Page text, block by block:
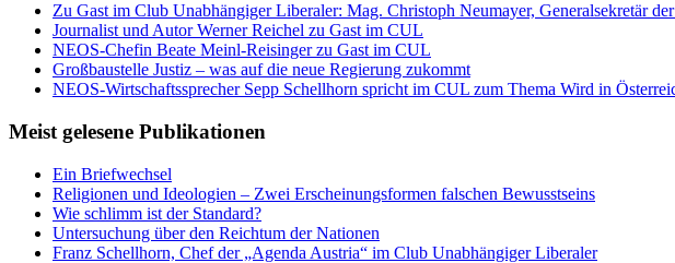
Zu Gast im Club Unabhängiger Liberaler: Mag. Christoph Neumayer, Generalsekretär
Journalist und Autor Werner Reichel zu Gast im CUL
NEOS-Chefin Beate Meinl-Reisinger zu Gast im CUL
Großbaustelle Justiz – was auf die neue Regierung zukommt
NEOS-Wirtschaftssprecher Sepp Schellhorn spricht im CUL zum Thema Wird in
Meist gelesene Publikationen
Ein Briefwechsel
Religionen und Ideologien – Zwei Erscheinungsformen falschen Bewusstseins
Wie schlimm ist der Standard?
Untersuchung über den Reichtum der Nationen
Franz Schellhorn, Chef der „Agenda Austria“ im Club Unabhängiger Liberaler